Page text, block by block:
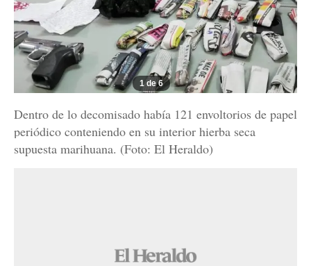
1 de 6
Dentro de lo decomisado había 121 envoltorios de papel
periódico conteniendo en su interior hierba seca
supuesta marihuana. (Foto: El Heraldo)